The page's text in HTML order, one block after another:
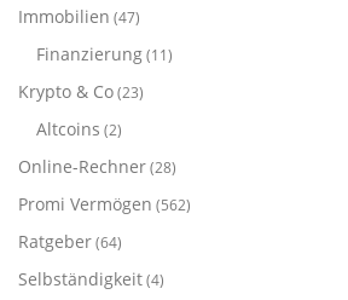
Immobilien (47)
Finanzierung(11)
Krypto & Co(23)
Altcoins (2)
Online-Rechner(28)
Promi Vermögen (562)
Ratgeber(64)
Selbständigkeit(4)